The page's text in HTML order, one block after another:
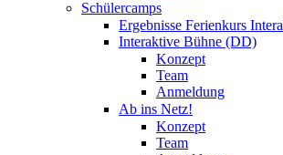
Schülercamps
Ergebnisse Ferienkurs
Interaktive Bühne (DD)
Konzept
Team
Anmeldung
Ab ins Netz!
Konzept
Team